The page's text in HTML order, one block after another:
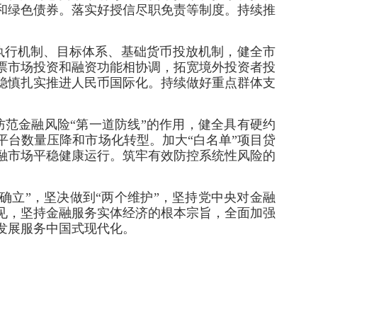
色债券。落实好授信尽职免责等制度。持续推
机制、目标体系、基础货币投放机制，健全市
场投资和融资功能相协调，拓宽境外投资者投
扎实推进人民币国际化。持续做好重点群体支
金融风险“第一道防线”的作用，健全具有硬约
数量压降和市场化转型。加大“白名单”项目贷
场平稳健康运行。筑牢有效防控系统性风险的
立”，坚决做到“两个维护”，坚持党中央对金融
坚持金融服务实体经济的根本宗旨，全面加强
服务中国式现代化。